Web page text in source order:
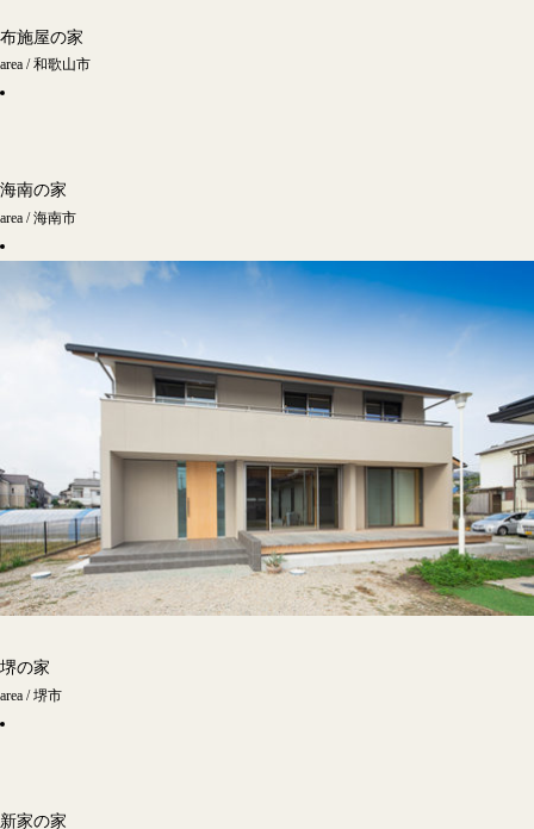
布施屋の家
area / 和歌山市
海南の家
area / 海南市
堺の家
area / 堺市
新家の家